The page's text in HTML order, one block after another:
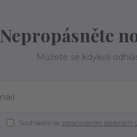
Nepropásněte
Můžete se kdykoli
Souhlasím se zpracováním osobních